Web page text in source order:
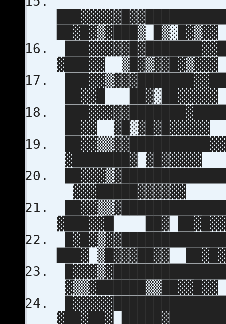
██▓█▓▒▓███▒ █▒░█▓▒▓▓
▓███▓▓ ▒█▓▒▓▓█▓▒▓▓▓
██▓▓█ ██▓░██▓▓▓▓▓
██▓▓ ▓█░▓█▓█▓▓▓▓▓
▓███████▓ ▓█▓▓▓▓▓
▓▓▓█████▓▓▓▓▓▓
▓███▓▓█ ██▓
███▓ ▒█▓▓▓██▓▓
▓▒▒▓██████▒▒██▓▓█▓▓
▓██▓██▓